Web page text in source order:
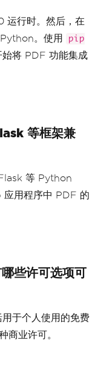
运行时。然后，在
。使用
pip
将 PDF 功能集成
等框架兼
等 Python
应用程序中 PDF 的
些许可选项可
于个人使用的免费
商业许可。